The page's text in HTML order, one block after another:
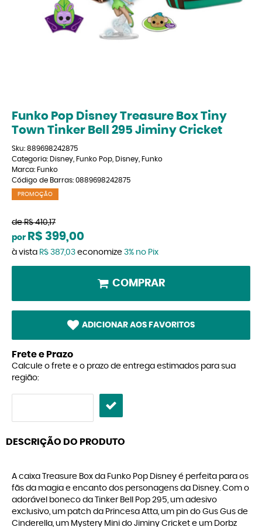
Funko Pop Disney Treasure Box Tiny
Town Tinker Bell 295 Jiminy Cricket
Sku: 889698242875
Categoria: Disney Funko Pop Disney Funko
Marca: Funko
Código de Barras: 0889698242875
PROMOÇÃO
de R$ 410,17
por R$ 399,00
à vista R$ 387,03 economize 3% no Pix
COMPRAR
ADICIONAR AOS FAVORITOS
Frete e Prazo
Calcule o frete e o prazo de entrega estimados para sua
região:
DESCRIÇÃO DO PRODUTO
A caixa Treasure Box da Funko Pop Disney é perfeita para os
fãs da magia e encanto dos personagens da Disney. Com o
adorável boneco da Tinker Bell Pop 295, um adesivo
exclusivo, um patch da Princesa Atta, um pin do Gus Gus de
Cinderella, um Mystery Mini do Jiminy Cricket e um Dorbz